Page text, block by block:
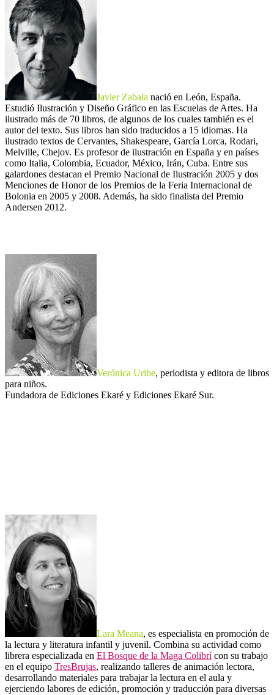
Javier Zabala nació en León, España.
Estudió Ilustración y Diseño Gráfico en las Escuelas de Artes. Ha
ilustrado más de 70 libros, de algunos de los cuales también es el
autor del texto. Sus libros han sido traducidos a 15 idiomas. Ha
ilustrado textos de Cervantes, Shakespeare, García Lorca, Rodari,
Melville, Chejov. Es profesor de ilustración en España y en países
como Italia, Colombia, Ecuador, México, Irán, Cuba. Entre sus
galardones destacan el Premio Nacional de Ilustración 2005 y dos
Menciones de Honor de los Premios de la Feria Internacional de
Bolonia en 2005 y 2008. Además, ha sido finalista del Premio
Andersen 2012.
Verónica Uribe, periodista y editora de libros
para niños.
Fundadora de Ediciones Ekaré y Ediciones Ekaré Sur.
Lara Meana, es especialista en promoción de
la lectura y literatura infantil y juvenil. Combina su actividad como
librera especializada en El Bosque de la Maga Colibrícon su trabajo
en el equipo TresBrujas, realizando talleres de animación lectora,
desarrollando materiales para trabajar la lectura en el aula y
ejerciendo labores de edición, promoción y traducción para diversas